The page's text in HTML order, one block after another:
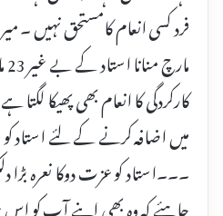
کارکردگی کا انعام بھی پھیکا
میں اضافہ کرنے کے لئے استاد
۔۔۔استاد کو عزت دوکا نعرہ بڑا
چاہئے کہ وہ بھی اپنے آپ کو